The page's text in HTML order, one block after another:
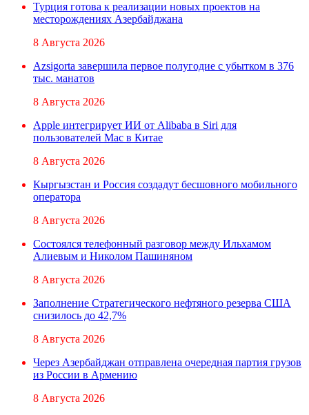
Турция готова к реализации новых проектов на
месторождениях Азербайджана
8 Августа 2026
Azsigorta завершила первое полугодие с убытком в 376
тыс. манатов
8 Августа 2026
Apple интегрирует ИИ от Alibaba в Siri для
пользователей Mac в Китае
8 Августа 2026
Кыргызстан и Россия создадут бесшовного мобильного
оператора
8 Августа 2026
Состоялся телефонный разговор между Ильхамом
Алиевым и Николом Пашиняном
8 Августа 2026
Заполнение Стратегического нефтяного резерва США
снизилось до 42,7%
8 Августа 2026
Через Азербайджан отправлена очередная партия грузов
из России в Армению
8 Августа 2026